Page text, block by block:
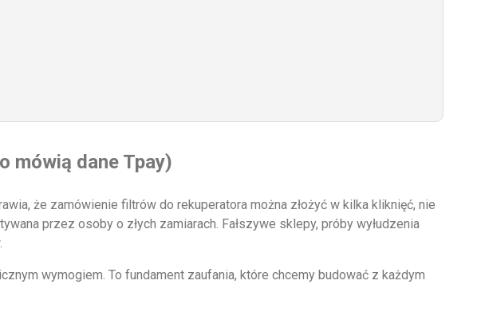
mówią dane Tpay)
że zamówienie filtrów do rekuperatora można złożyć w kilka kliknięć, nie
przez osoby o złych zamiarach. Fałszywe sklepy, próby wyłudzenia
wymogiem. To fundament zaufania, które chcemy budować z każdym